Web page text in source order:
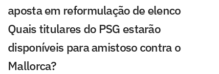
aposta em reformulação de elenco
Quais titulares do PSG estarão
disponíveis para amistoso contra o
Mallorca?